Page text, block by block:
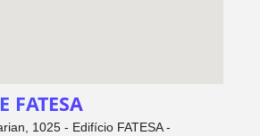
FATESA
1025 - Edifício FATESA -